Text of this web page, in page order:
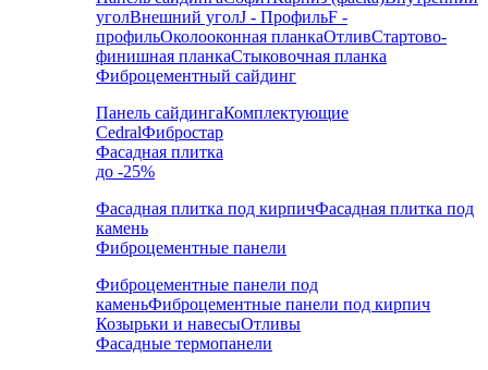
уголВнешний уголJ - ПрофильF -
профильОколооконная планкаОтливСтартово-
финишная планкаСтыковочная планка
Фиброцементный сайдинг
Панель сайдингаКомплектующие
CedralФибростар
Фасадная плитка
до -25%
Фасадная плитка под кирпичФасадная плитка под
камень
Фиброцементные панели
Фиброцементные панели под
каменьФиброцементные панели под кирпич
Козырьки и навесыОтливы
Фасадные термопанели